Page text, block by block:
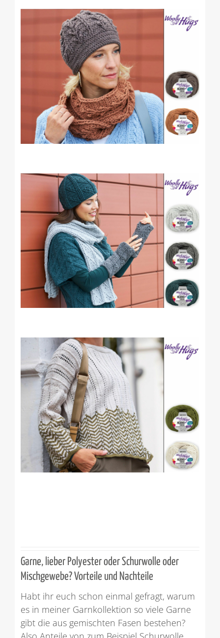
Garne, lieber Polyester oder Schurwolle oder
Mischgewebe? Vorteile und Nachteile
Habt ihr euch schon einmal gefragt, warum
es in meiner Garnkollektion so viele Garne
gibt die aus gemischten Fasen bestehen?